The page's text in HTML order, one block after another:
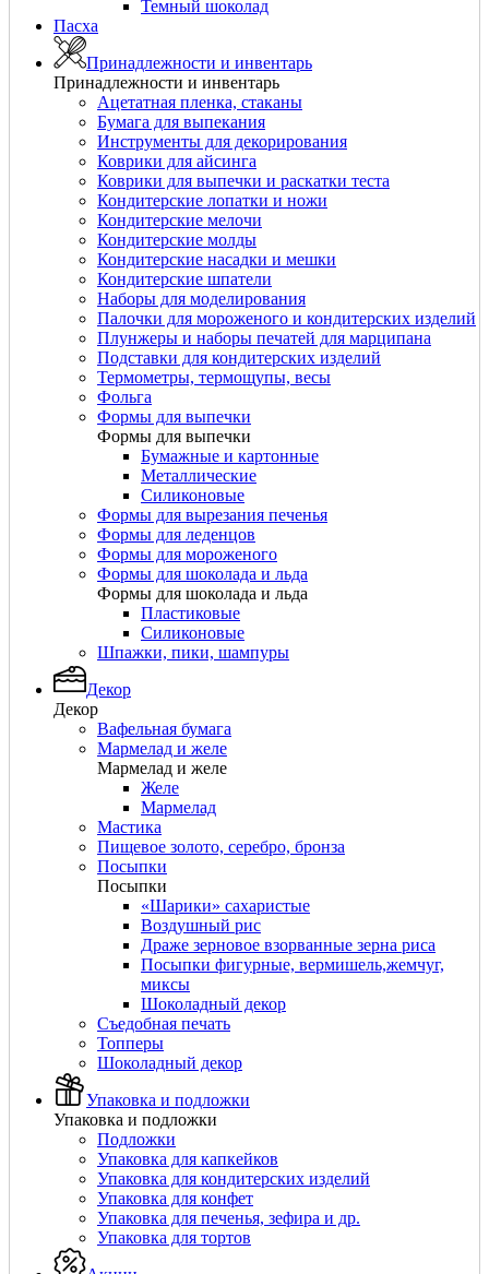
Темный шоколад
Пасха
Принадлежности и инвентарь
Принадлежности и инвентарь
Ацетатная пленка, стаканы
Бумага для выпекания
Инструменты для декорирования
Коврики для айсинга
Коврики для выпечки и раскатки теста
Кондитерские лопатки и ножи
Кондитерские мелочи
Кондитерские молды
Кондитерские насадки и мешки
Кондитерские шпатели
Наборы для моделирования
Палочки для мороженого и кондитерских изделий
Плунжеры и наборы печатей для марципана
Подставки для кондитерских изделий
Термометры, термощупы, весы
Фольга
Формы для выпечки
Формы для выпечки
Бумажные и картонные
Металлические
Силиконовые
Формы для вырезания печенья
Формы для леденцов
Формы для мороженого
Формы для шоколада и льда
Формы для шоколада и льда
Пластиковые
Силиконовые
Шпажки, пики, шампуры
Декор
Декор
Вафельная бумага
Мармелад и желе
Мармелад и желе
Желе
Мармелад
Мастика
Пищевое золото, серебро, бронза
Посыпки
Посыпки
«Шарики» сахаристые
Воздушный рис
Драже зерновое взорванные зерна риса
Посыпки фигурные, вермишель,жемчуг,
миксы
Шоколадный декор
Съедобная печать
Топперы
Шоколадный декор
Упаковка и подложки
Упаковка и подложки
Подложки
Упаковка для капкейков
Упаковка для кондитерских изделий
Упаковка для конфет
Упаковка для печенья, зефира и др.
Упаковка для тортов